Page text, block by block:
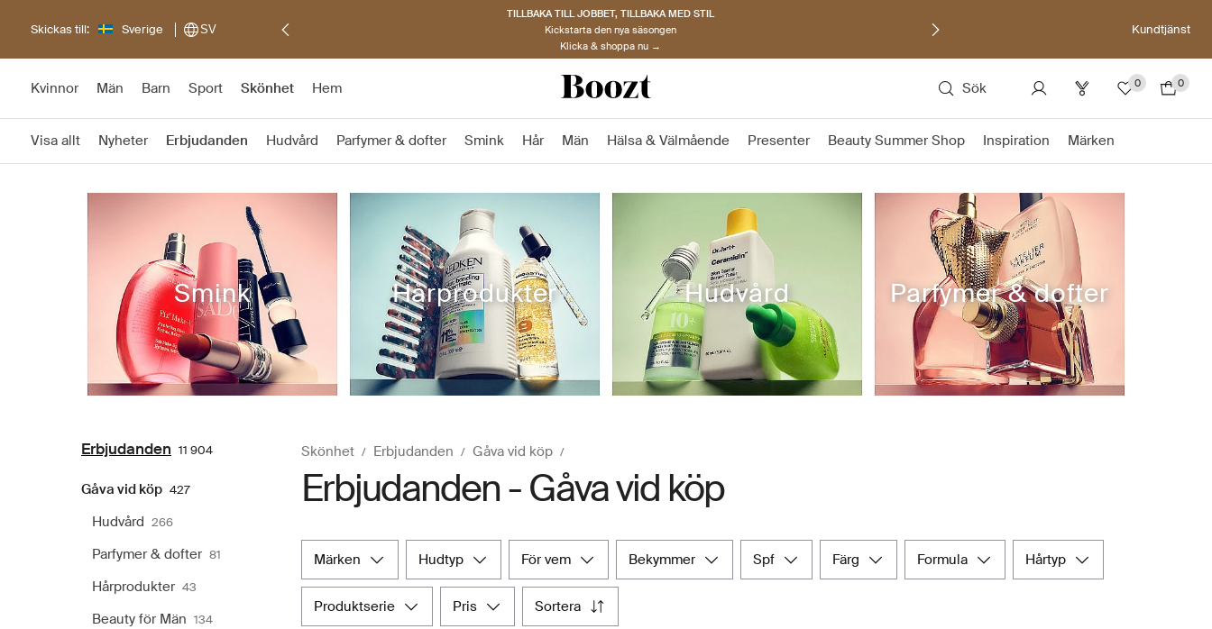
Skickas till: Sverige SV
TILLBAKA TILL JOBBET, TILLBAKA MED STIL
Kickstarta den nya säsongen
Klicka & shoppa nu →
Kundtjänst
Kvinnor Män Barn Sport Skönhet Hem Sök 0 0
Visa allt Nyheter Erbjudanden Hudvård Parfymer & dofter Smink Hår Män Hälsa & Välmående Presenter Beauty Summer Shop Inspiration Märken
Smink Hårprodukter Hudvård Parfymer & dofter
Erbjudanden 11 904
Gåva vid köp 427
Hudvård 266
Parfymer & dofter 81
Hårprodukter 43
Beauty för Män 134
Skönhet Erbjudanden Gåva vid köp
Erbjudanden - Gåva vid köp
märken hudtyp för vem bekymmer spf färg formula hårtyp
produktserie pris sortera